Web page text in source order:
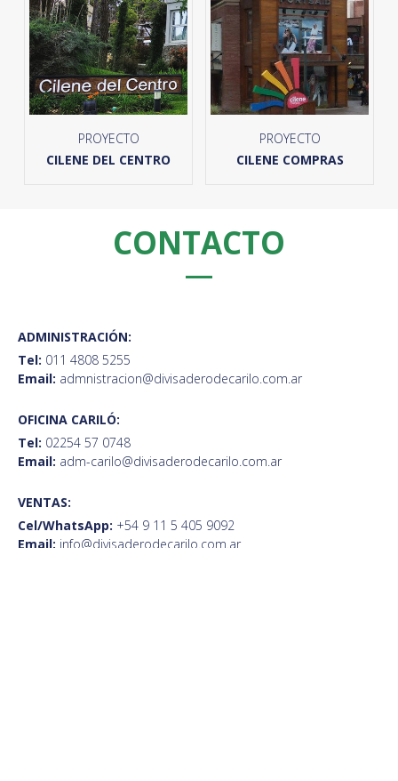
PROYECTO
CILENE DEL CENTRO
PROYECTO
CILENE COMPRAS
CONTACTO
ADMINISTRACIÓN:
Tel: 011 4808 5255
Email: admnistracion@divisaderodecarilo.com.ar
OFICINA CARILÓ:
Tel: 02254 57 0748
Email: adm-carilo@divisaderodecarilo.com.ar
VENTAS:
Cel/WhatsApp: +54 9 11 5 405 9092
Email: info@divisaderodecarilo.com.ar